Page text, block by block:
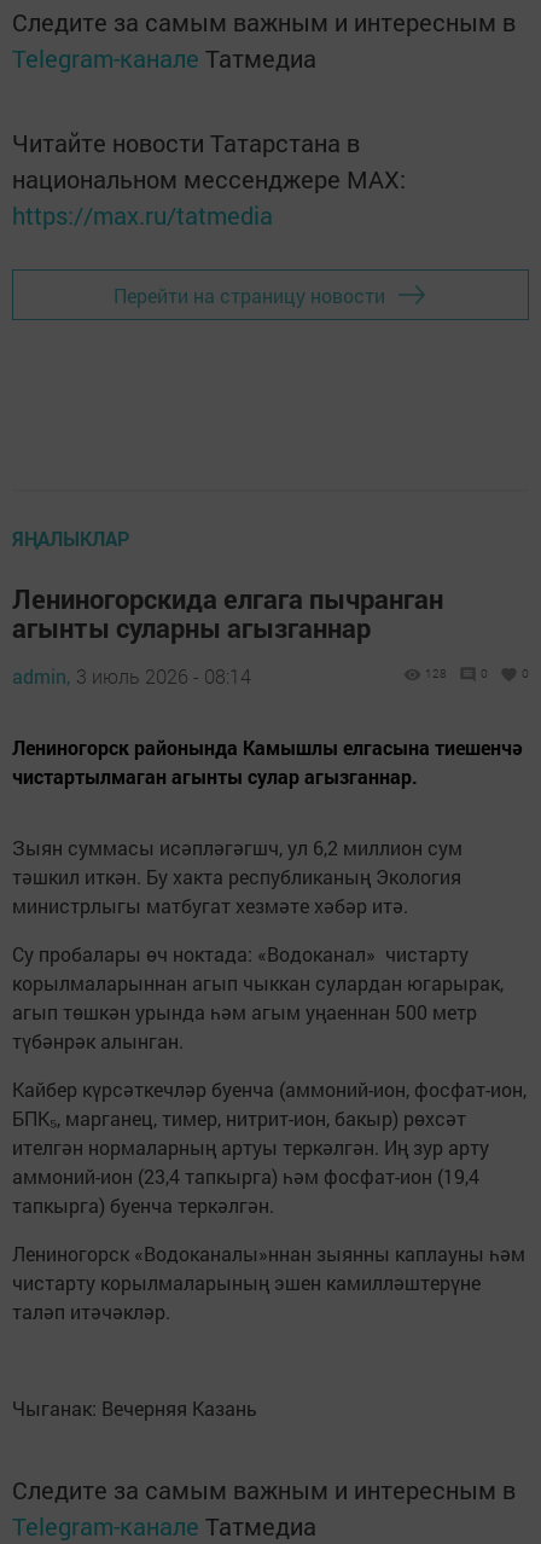
Следите за самым важным и интересным в
Telegram-канале Татмедиа
Читайте новости Татарстана в
национальном мессенджере MАХ:
https://max.ru/tatmedia
Перейти на страницу новости
ЯҢАЛЫКЛАР
Лениногорскида елгага пычранган
агынты суларны агызганнар
admin, 3 июль 2026 - 08:14 128 0 0
Лениногорск районында Камышлы елгасына тиешенчә
чистартылмаган агынты сулар агызганнар.
Зыян суммасы исәпләгәгшч, ул 6,2 миллион сум
тәшкил иткән. Бу хакта республиканың Экология
министрлыгы матбугат хезмәте хәбәр итә.
Су пробалары өч ноктада: «Водоканал» чистарту
корылмаларыннан агып чыккан сулардан югарырак,
агып төшкән урында һәм агым уңаеннан 500 метр
түбәнрәк алынган.
Кайбер күрсәткечләр буенча (аммоний-ион, фосфат-ион,
БПК₅, марганец, тимер, нитрит-ион, бакыр) рөхсәт
ителгән нормаларның артуы теркәлгән. Иң зур арту
аммоний-ион (23,4 тапкырга) һәм фосфат-ион (19,4
тапкырга) буенча теркәлгән.
Лениногорск «Водоканалы»ннан зыянны каплауны һәм
чистарту корылмаларының эшен камилләштерүне
таләп итәчәкләр.
Чыганак: Вечерняя Казань
Следите за самым важным и интересным в
Telegram-канале Татмедиа